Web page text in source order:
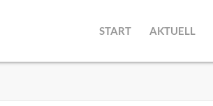
START AKTUELL